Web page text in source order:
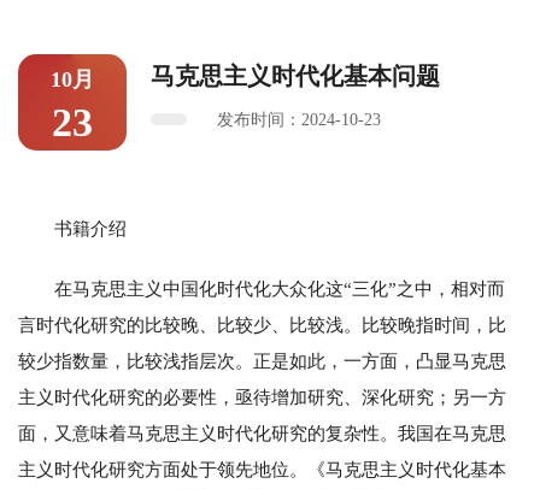
10月
23
马克思主义时代化基本问题
发布时间：2024-10-23
书籍介绍
在马克思主义中国化时代化大众化这“三化”之中，相对而
言时代化研究的比较晚、比较少、比较浅。比较晚指时间，比
较少指数量，比较浅指层次。正是如此，一方面，凸显马克思
主义时代化研究的必要性，亟待增加研究、深化研究；另一方
面，又意味着马克思主义时代化研究的复杂性。我国在马克思
主义时代化研究方面处于领先地位。《马克思主义时代化基本